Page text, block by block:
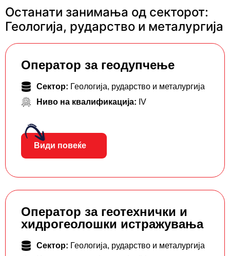
Останати занимања од секторот:
Геологија, рударство и металургија
Оператор за геодупчење
Сектор: Геологија, рударство и металургија
Ниво на квалификација: IV
Види повеќе
Оператор за геотехнички и
хидрогеолошки истражувања
Сектор: Геологија, рударство и металургија